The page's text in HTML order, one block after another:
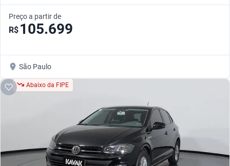
Preço a partir de
R$ 105.699
São Paulo
Abaixo da FIPE